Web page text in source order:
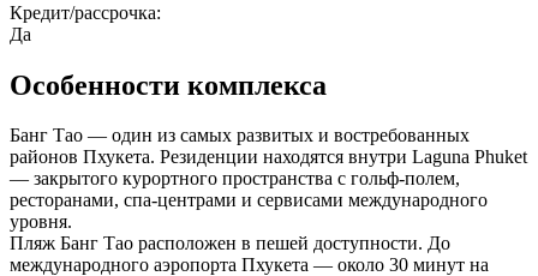
Кредит/рассрочка:
Да
Особенности комплекса
Банг Тао — один из самых развитых и востребованных
районов Пхукета. Резиденции находятся внутри Laguna Phuket
— закрытого курортного пространства с гольф-полем,
ресторанами, спа-центрами и сервисами международного
уровня.
Пляж Банг Тао расположен в пешей доступности. До
международного аэропорта Пхукета — около 30 минут на